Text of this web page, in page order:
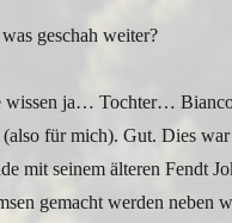
geschah weiter?
wissen ja… Tochter… Bianco
für mich). Gut. Dies
mit seinem älteren Fendt
gemacht werden neben